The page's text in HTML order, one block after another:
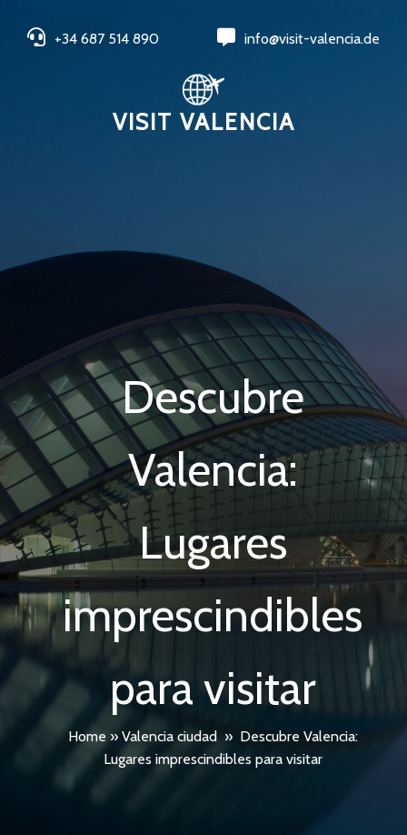
+34 687 514 890 info@visit-valencia.de
VISIT VALENCIA
Descubre
Valencia:
Lugares
imprescindibles
para visitar
Home » Valencia ciudad » Descubre Valencia:
Lugares imprescindibles para visitar